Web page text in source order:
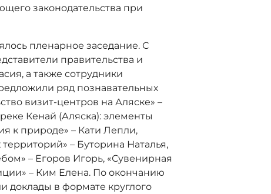
законодательства при
пленарное заседание. С
правительства и
а также сотрудники
ряд познавательных
визит-центров на Аляске» –
Кенай (Аляска): элементы
к природе» – Кати Лепли,
– Буторина Наталья,
– Егоров Игорь, «Сувенирная
– Ким Елена. По окончанию
доклады в формате круглого